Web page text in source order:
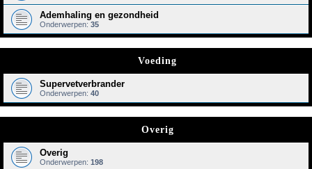
Ademhaling en gezondheid
Onderwerpen: 35
Voeding
Supervetverbrander
Onderwerpen: 40
Overig
Overig
Onderwerpen: 198